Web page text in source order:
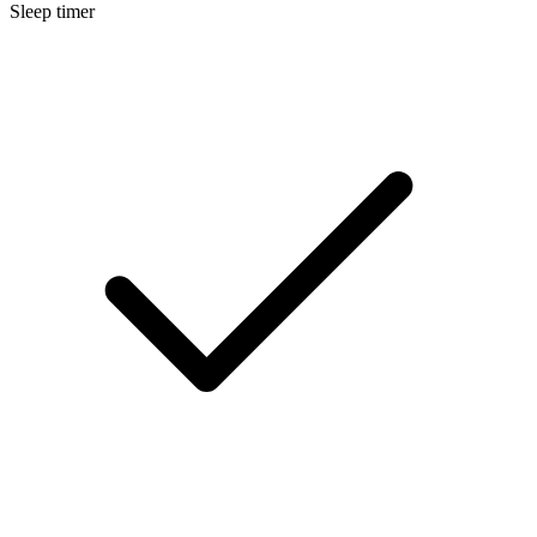
Sleep timer